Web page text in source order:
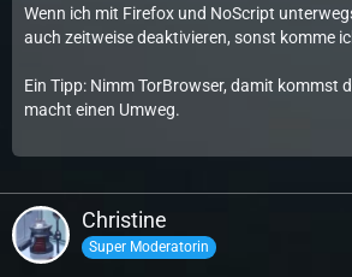
Wenn ich mit Firefox und NoScript
auch zeitweise deaktivieren, sonst komme
Ein Tipp: Nimm TorBrowser, damit kommst
macht einen Umweg.
Christine
Super Moderatorin